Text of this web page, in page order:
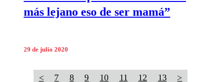
más lejano eso de ser mamá”
29 de julio 2020
< 7 8 9 10 11 12 13 >